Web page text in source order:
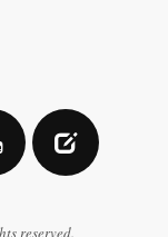
reserved.